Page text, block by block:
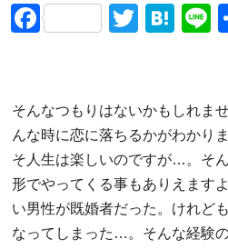
FacebookTwitter
そんなつもりはないかもしれま
んな時に恋に落ちるかがわかり
そ人生は楽しいのですが…。そ
形でやってくる事もありえます
い男性が既婚者だった。けれど
なってしまった…。そんな経験